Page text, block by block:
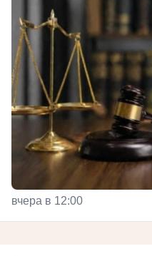
вчера в 12:00